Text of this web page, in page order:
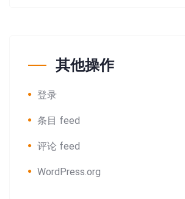
其他操作
登录
条目 feed
评论 feed
WordPress.org